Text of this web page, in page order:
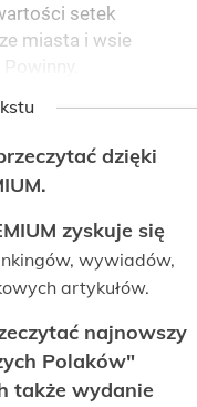
setek
miasta i wsie
dzięki
zyskuje się
wywiadów,
artykułów.
najnowszy
Polaków"
także wydanie